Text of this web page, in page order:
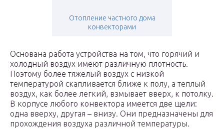
Отопление частного дома
конвекторами
Основана работа устройства на том, что горячий и
холодный воздух имеют различную плотность.
Поэтому более тяжелый воздух с низкой
температурой скапливается ближе к полу, а теплый
воздух, как более легкий, взмывает вверх, к потолку.
В корпусе любого конвектора имеется две щели:
одна вверху, другая – внизу. Они предназначены для
прохождения воздуха различной температуры.